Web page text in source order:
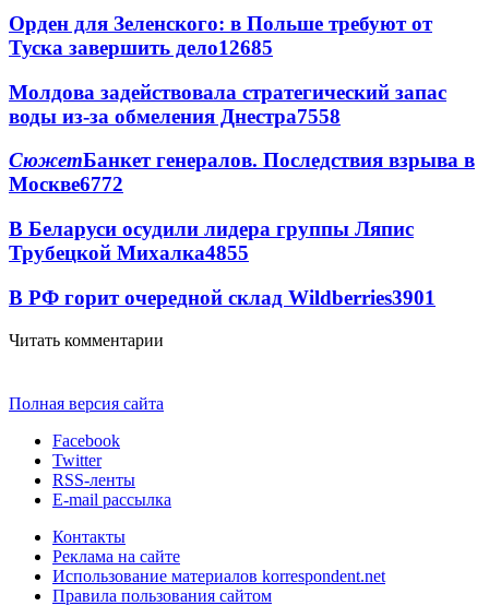
Орден для Зеленского: в Польше требуют от
Туска завершить дело12685
Молдова задействовала стратегический запас
воды из-за обмеления Днестра7558
СюжетБанкет генералов. Последствия взрыва в
Москве6772
В Беларуси осудили лидера группы Ляпис
Трубецкой Михалка4855
В РФ горит очередной склад Wildberries3901
Читать комментарии
Полная версия сайта
Facebook
Twitter
RSS-ленты
E-mail рассылка
Контакты
Реклама на сайте
Использование материалов korrespondent.net
Правила пользования сайтом